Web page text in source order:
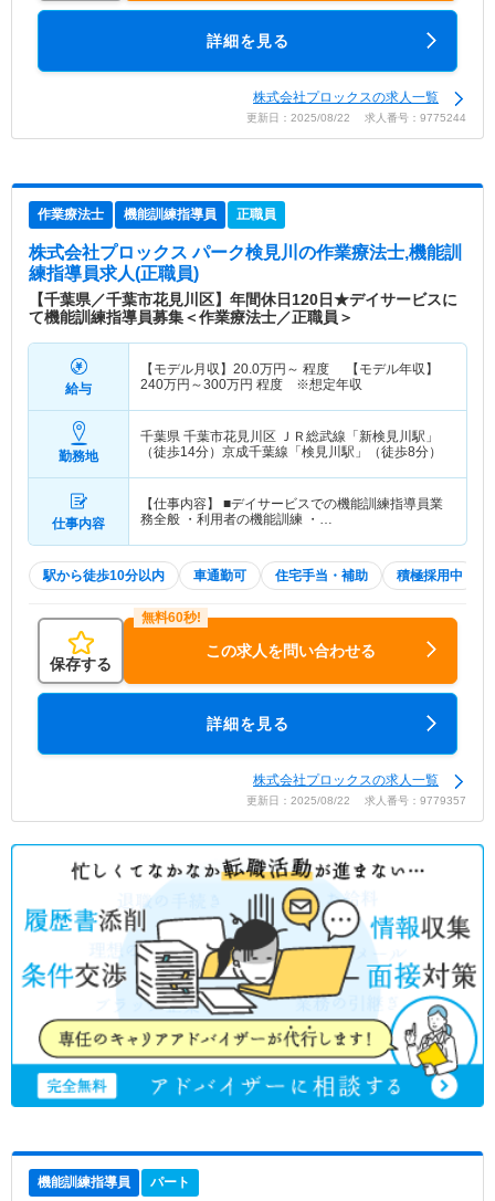
詳細を見る
株式会社プロックスの求人一覧
更新日：2025/08/22 求人番号：9775244
作業療法士 機能訓練指導員 正職員
株式会社プロックス パーク検見川 の作業療法士,機能訓
練指導員求人(正職員)
【千葉県／千葉市花見川区】年間休日120日★デイサービスに
て機能訓練指導員募集＜作業療法士／正職員＞
給与
【モデル月収】 20.0万円～ 程度 【モデル年収】
240万円～300万円 程度 ※想定年収
勤務地
千葉県 千葉市花見川区 ＪＲ総武線「新検見川駅」
（徒歩14分）京成千葉線「検見川駅」（徒歩8分）
仕事内容
【仕事内容】 ■デイサービスでの機能訓練指導員業
務全般 ・利用者の機能訓練 ・…
駅から徒歩10分以内 車通勤可 住宅手当・補助 積極採用中
保存する
この求人を問い合わせる
詳細を見る
株式会社プロックスの求人一覧
更新日：2025/08/22 求人番号：9779357
機能訓練指導員 パート